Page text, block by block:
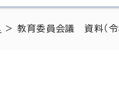
> 教育委員会議 資料（